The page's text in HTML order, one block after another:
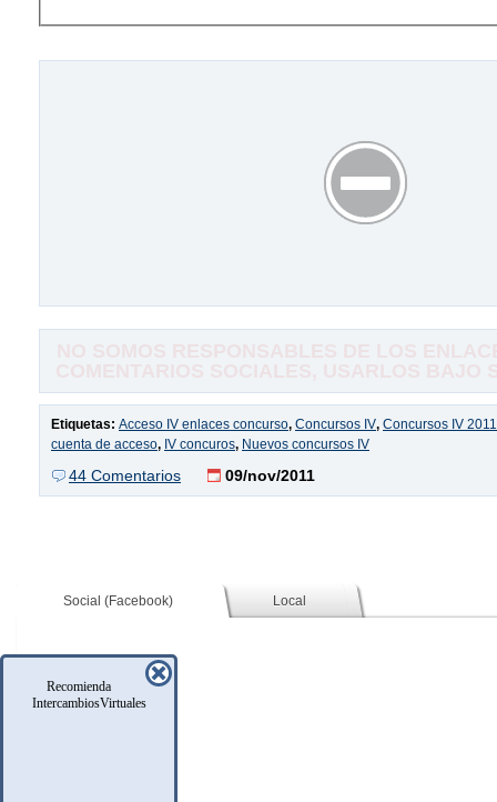
Recomienda
IntercambiosVirtuales
Etiquetas: Acceso IV enlaces concurso, Concursos IV, Concursos IV 2011
cuenta de acceso, IV concuros, Nuevos concursos IV
44 Comentarios 09/nov/2011
Social (Facebook) Local